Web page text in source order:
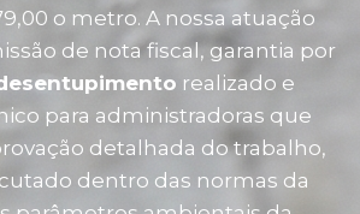
o metro. A nossa atuação
de nota fiscal, garantia por
realizado e
para administradoras que
detalhada do trabalho,
dentro das normas da